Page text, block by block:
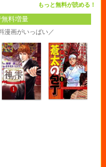
もっと無料が読める！
料増量
漫画がいっぱい／